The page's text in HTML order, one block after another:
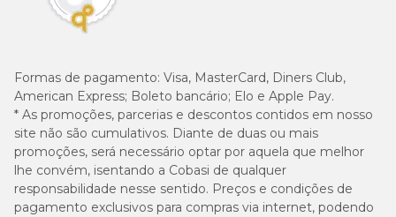
Formas de pagamento: Visa, MasterCard, Diners Club,
American Express; Boleto bancário; Elo e Apple Pay.
* As promoções, parcerias e descontos contidos em nosso
site não são cumulativos. Diante de duas ou mais
promoções, será necessário optar por aquela que melhor
lhe convém, isentando a Cobasi de qualquer
responsabilidade nesse sentido. Preços e condições de
pagamento exclusivos para compras via internet, podendo